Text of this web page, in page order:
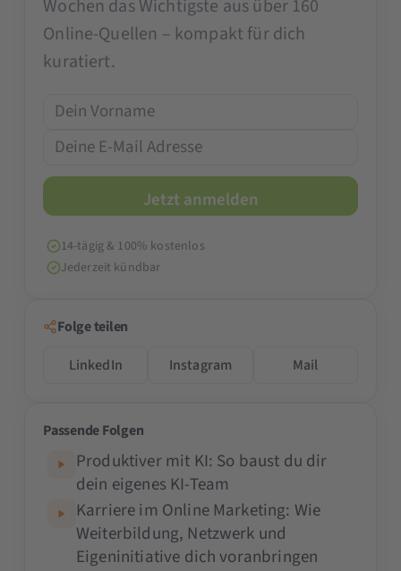
Wochen das Wichtigste aus über 160
Online-Quellen – kompakt für dich
kuratiert.
14-tägig & 100% kostenlos
Jederzeit kündbar
Folge teilen
LinkedIn
Instagram Mail
Passende Folgen
Produktiver mit KI: So baust du dir
dein eigenes KI-Team
Karriere im Online Marketing: Wie
Weiterbildung, Netzwerk und
Eigeninitiative dich voranbringen